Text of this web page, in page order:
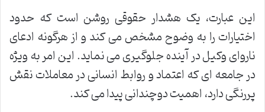
این عبارت، یک هشدار حقوقی روشن است که حدود
اختیارات را به وضوح مشخص می کند و از هرگونه ادعای
ناروای وکیل در آینده جلوگیری می نماید. این امر به ویژه
در جامعه ای که اعتماد و روابط انسانی در معاملات نقش
پررنگی دارد، اهمیت دوچندانی پیدا می کند.